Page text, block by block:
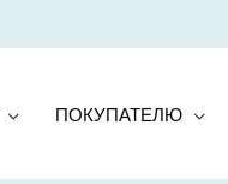
ПОКУПАТЕЛЮ